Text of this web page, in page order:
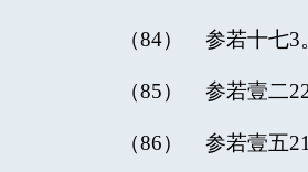
（84） 参若十七3
（85） 参若壹二22
（86） 参若壹五21